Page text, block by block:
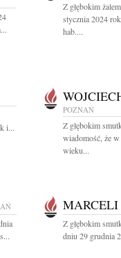
Z głębokim
stycznia 2024
hab....
i...
POZNAŃ
Z głębokim
wiadomość, że
wieku...
Z głębokim
dniu 29 grudnia